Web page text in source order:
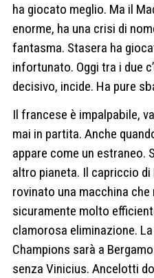
ha giocato meglio. Ma il
enorme, ha una crisi di
fantasma. Stasera ha
infortunato. Oggi tra i due
decisivo, incide. Ha pure
Il francese è impalpabile,
mai in partita. Anche
appare come un estraneo.
altro pianeta. Il capriccio
rovinato una macchina
sicuramente molto
clamorosa eliminazione.
Champions sarà a
senza Vinicius. Ancelotti